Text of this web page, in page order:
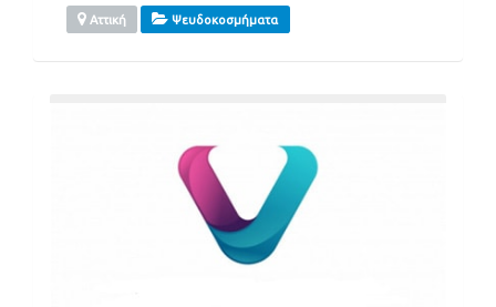
Αττική Ψευδοκοσμήματα